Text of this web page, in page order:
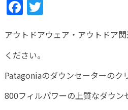
Fac
ok
アウトドアウェア・アウトドア
ください。
Patagoniaのダウンセーターのク
800フィルパワーの上質なダウン